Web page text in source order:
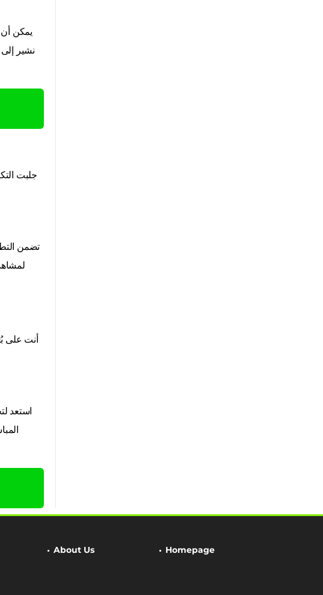
يمكن
نشير
جلبت
تضمن
أنت على
استعد
About Us Homepage